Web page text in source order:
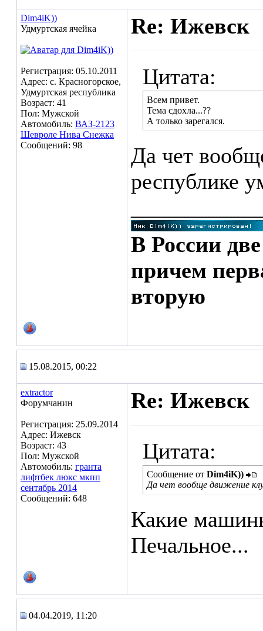
Dim4iK))
Удмуртская ячейка
Регистрация: 05.10.2011
Адрес: с. Красногорское,
Удмуртская республика
Возраст: 41
Пол: Мужской
Автомобиль: ВАЗ-2123
Шевроле Нива Снежка
Сообщений: 98
Re: Ижевск
Цитата:
Всем привет.
Тема сдохла...??
А только зарегался.
Да чет
республике
В России
причем
вторую
15.08.2015, 00:22
extractor
Форумчанин
Регистрация: 25.09.2014
Адрес: Ижевск
Возраст: 43
Пол: Мужской
Автомобиль: гранта
лифтбек люкс мкпп
сентябрь 2014
Сообщений: 648
Re: Ижевск
Цитата:
Сообщение от Dim4iK))
Да чет вообще движение
Какие
Печальное...
04.04.2019, 11:20